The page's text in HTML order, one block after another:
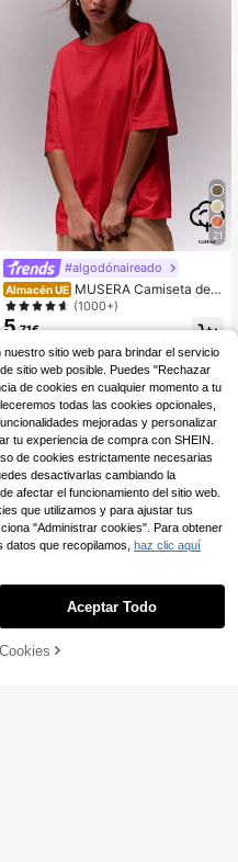
21
#algodónaireado
Almacén UE MUSERA Camiseta de c
uello redondo oversize suave, cami
seta oversize para aeropuerto, vac
aciones, festivales, regreso a la esc
uela, elegante para el Día de San V
alentín, primavera, verano, casual
(1000+)
5,71€
A LA BOLSA
sitio web para brindar el servicio
sitio web posible. Puedes "Rechazar
de cookies en cualquier momento a tu
todas las cookies opcionales,
mejoradas y personalizar
tu experiencia de compra con SHEIN.
de cookies estrictamente necesarias
desactivarlas cambiando la
afectar el funcionamiento del sitio web.
que utilizamos y para ajustar tus
"Administrar cookies". Para obtener
que recopilamos, haz clic aquí
Aceptar Todo